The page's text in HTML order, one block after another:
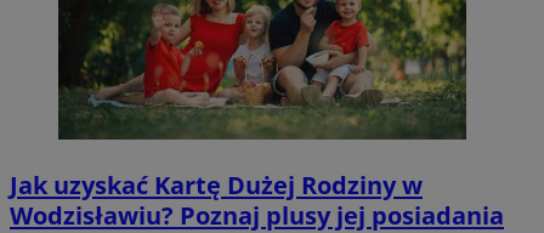
Jak uzyskać Kartę Dużej Rodziny w
Wodzisławiu? Poznaj plusy jej posiadania